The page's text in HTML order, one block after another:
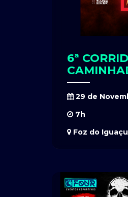
6ª
29 de
7h
Foz do